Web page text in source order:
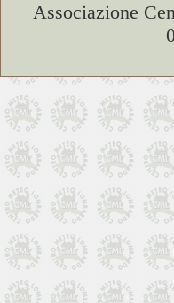
Associazione